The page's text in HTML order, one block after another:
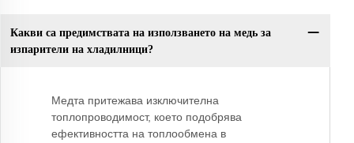
Какви са предимствата на използването на медь за
изпарители на хладилници?
Медта притежава изключителна
топлопроводимост, което подобрява
ефективността на топлообмена в